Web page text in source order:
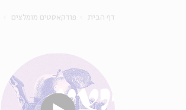
דף הבית פודקאסטים מומלצים